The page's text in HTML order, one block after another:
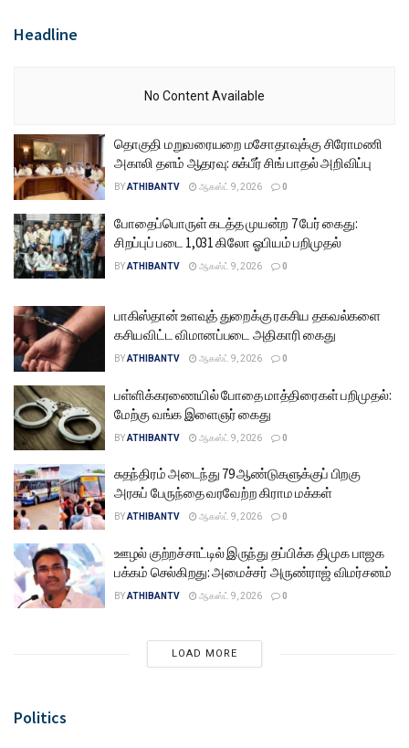
Headline
No Content Available
தொகுதி மறுவரையறை மசோதாவுக்கு சிரோமணி
அகாலி தளம் ஆதரவு: சுக்பீர் சிங் பாதல் அறிவிப்பு
BYATHIBANTV ஆகஸ்ட் 9, 2026 0
போதைப்பொருள் கடத்த முயன்ற 7 பேர் கைது:
சிறப்புப் படை 1,031 கிலோ ஓபியம் பறிமுதல்
BYATHIBANTV ஆகஸ்ட் 9, 2026 0
பாகிஸ்தான் உளவுத் துறைக்கு ரகசிய தகவல்களை
கசியவிட்ட விமானப்படை அதிகாரி கைது
BYATHIBANTV ஆகஸ்ட் 9, 2026 0
பள்ளிக்கரணையில் போதை மாத்திரைகள் பறிமுதல்:
மேற்கு வங்க இளைஞர் கைது
BYATHIBANTV ஆகஸ்ட் 9, 2026 0
சுதந்திரம் அடைந்து 79 ஆண்டுகளுக்குப் பிறகு
அரசுப் பேருந்தை வரவேற்ற கிராம மக்கள்
BYATHIBANTV ஆகஸ்ட் 9, 2026 0
ஊழல் குற்றச்சாட்டில் இருந்து தப்பிக்க திமுக பாஜக
பக்கம் செல்கிறது: அமைச்சர் அருண்ராஜ் விமர்சனம்
BYATHIBANTV ஆகஸ்ட் 9, 2026 0
LOAD MORE
Politics